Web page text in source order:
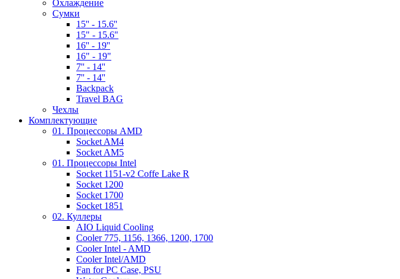
Охлаждение
Сумки
15'' - 15.6''
15" - 15.6"
16'' - 19''
16" - 19"
7'' - 14''
7'' - 14''
Backpack
Travel BAG
Чехлы
Комплектующие
01. Процессоры AMD
Socket AM4
Socket AM5
01. Процессоры Intel
Socket 1151-v2 Coffe Lake R
Socket 1200
Socket 1700
Socket 1851
02. Куллеры
AIO Liquid Cooling
Cooler 775, 1156, 1366, 1200, 1700
Cooler Intel - AMD
Cooler Intel/AMD
Fan for PC Case, PSU